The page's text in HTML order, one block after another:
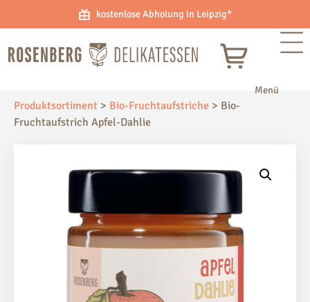
kostenlose Abholung in Leipzig*
Produktsortiment > Bio-Fruchtaufstriche > Bio-
Fruchtaufstrich Apfel-Dahlie